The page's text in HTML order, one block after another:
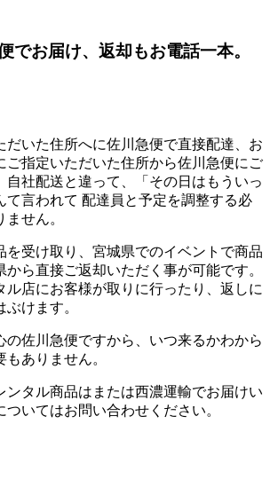
でお届け、返却もお電話一本。
だいた住所へに佐川急便で直接配達、お
ご指定いただいた住所から佐川急便にご
自社配送と違って、「その日はもういっ
て言われて 配達員と予定を調整する必
せん。
を受け取り、宮城県でのイベントで商品
から直接ご返却いただく事が可能です。
ル店にお客様が取りに行ったり、返しに
けます。
佐川急便ですから、 いつ来るかわから
ありません。
ンタル商品はまたは西濃運輸でお届けい
いてはお問い合わせください。